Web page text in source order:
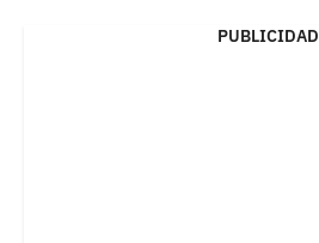
PUBLICIDAD